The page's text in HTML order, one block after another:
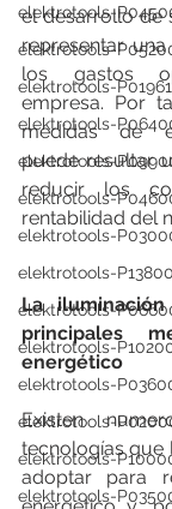
elektrotools-
elektrotools-
elektrotools-P01961
elektrotools-
elektrotools-
elektrotools-
elektrotools-
elektrotools-
elektrotools-
elektrotools-
elektrotools-
elektrotools-
elektrotools-
elektrotools-
el desarrollo de
representar
los gastos
empresa. Por
medidas de
puede resultar
reducir los
rentabilidad del
La
principales
energético
Existen
tecnologías que
adoptar para